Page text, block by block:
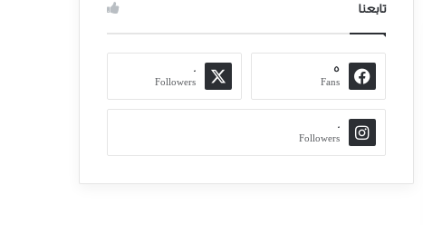
تابعنا
5
Fans
0
Followers
0
Followers